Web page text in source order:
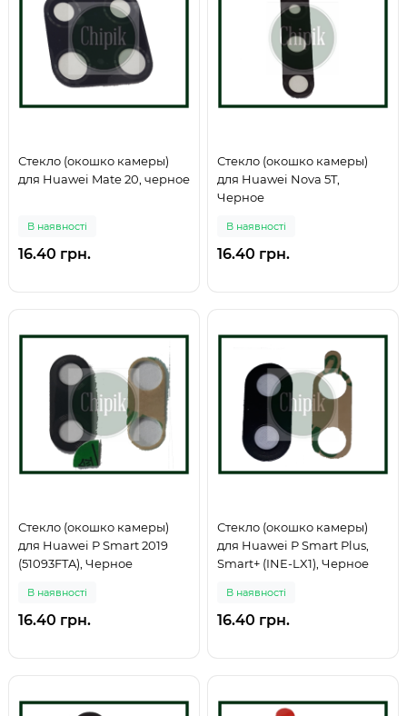
Стекло (окошко камеры)
для Huawei Mate 20, черное
В наявності
16.40 грн.
Стекло (окошко камеры)
для Huawei Nova 5T,
Черное
В наявності
16.40 грн.
Стекло (окошко камеры)
для Huawei P Smart 2019
(51093FTA), Черное
В наявності
16.40 грн.
Стекло (окошко камеры)
для Huawei P Smart Plus,
Smart+ (INE-LX1), Черное
В наявності
16.40 грн.